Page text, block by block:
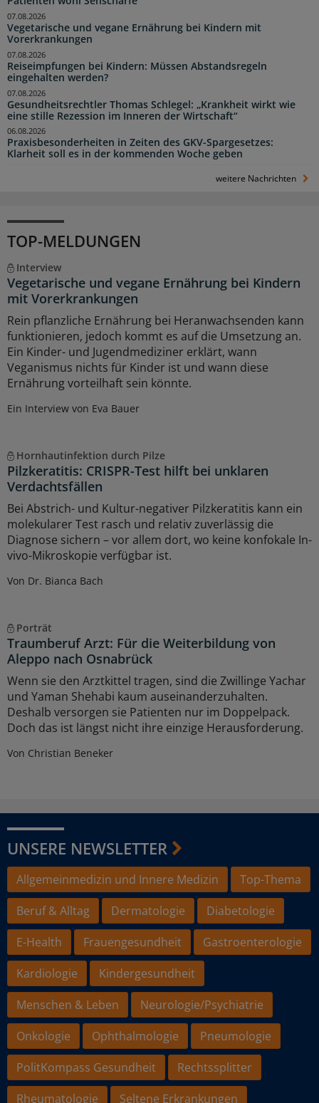
Vegetarische und vegane Ernährung bei Kindern mit
Vorerkrankungen
07.08.2026
Reiseimpfungen bei Kindern: Müssen Abstandsregeln
eingehalten werden?
07.08.2026
Gesundheitsrechtler Thomas Schlegel: „Krankheit wirkt wie
eine stille Rezession im Inneren der Wirtschaft“
07.08.2026
Praxisbesonderheiten in Zeiten des GKV-Spargesetzes:
Klarheit soll es in der kommenden Woche geben
06.08.2026
weitere Nachrichten
TOP-MELDUNGEN
Interview
Vegetarische und vegane Ernährung bei Kindern
mit Vorerkrankungen
Rein pflanzliche Ernährung bei Heranwachsenden kann
funktionieren, jedoch kommt es auf die Umsetzung an.
Ein Kinder- und Jugendmediziner erklärt, wann
Veganismus nichts für Kinder ist und wann diese
Ernährung vorteilhaft sein könnte.
Ein Interview von Eva Bauer
Hornhautinfektion durch Pilze
Pilzkeratitis: CRISPR-Test hilft bei unklaren
Verdachtsfällen
Bei Abstrich- und Kultur-negativer Pilzkeratitis kann ein
molekularer Test rasch und relativ zuverlässig die
Diagnose sichern – vor allem dort, wo keine konfokale In-
vivo-Mikroskopie verfügbar ist.
Von Dr. Bianca Bach
Porträt
Traumberuf Arzt: Für die Weiterbildung von
Aleppo nach Osnabrück
Wenn sie den Arztkittel tragen, sind die Zwillinge Yachar
und Yaman Shehabi kaum auseinanderzuhalten.
Deshalb versorgen sie Patienten nur im Doppelpack.
Doch das ist längst nicht ihre einzige Herausforderung.
Von Christian Beneker
UNSERE NEWSLETTER
Allgemeinmedizin und Innere Medizin
Top-Thema
Beruf & Alltag
Dermatologie
Diabetologie
E-Health
Frauengesundheit
Gastroenterologie
Kardiologie
Kindergesundheit
Menschen & Leben
Neurologie/Psychiatrie
Onkologie
Ophthalmologie
Pneumologie
PolitKompass Gesundheit
Rechtssplitter
Rheumatologie
Seltene Erkrankungen